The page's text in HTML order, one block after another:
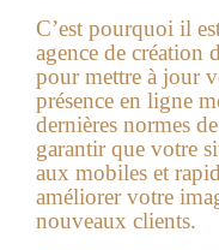
C’est pourquoi il
agence de création
pour mettre à jour
présence en ligne
dernières normes
garantir que votre
aux mobiles et
améliorer votre
nouveaux clients.